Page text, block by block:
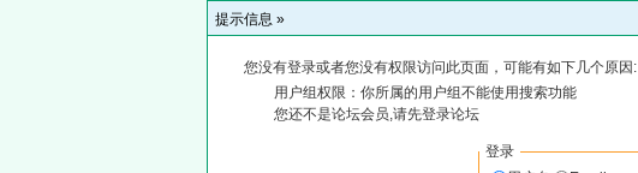
提示信息 »
您没有登录或者您没有权限访问此页面，可能有如下几个原因:
用户组权限：你所属的用户组不能使用搜索功能
您还不是论坛会员,请先登录论坛
登录